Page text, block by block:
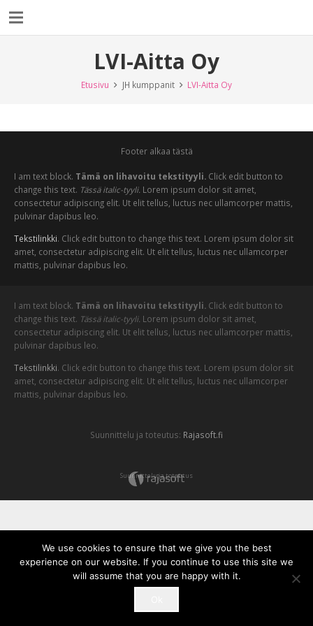
LVI-Aitta Oy
Etusivu JH kumppanit LVI-Aitta Oy
Footer alkaa tästä
I am text block. Tämä on lihavoitu tekstityyli.Click edit button to
change this text. Tässä italic-tyyli. Lorem ipsum dolor sit amet,
consectetur adipiscing elit. Ut elit tellus, luctus nec ullamcorper mattis,
pulvinar dapibus leo.
Tekstilinkki. Click edit button to change this text. Lorem ipsum dolor sit
amet, consectetur adipiscing elit. Ut elit tellus, luctus nec ullamcorper
mattis, pulvinar dapibus leo.
I am text block. Tämä on lihavoitu tekstityyli. Click edit button to
change this text. Tässä italic-tyyli. Lorem ipsum dolor sit amet,
consectetur adipiscing elit. Ut elit tellus, luctus nec ullamcorper mattis,
pulvinar dapibus leo.
Tekstilinkki. Click edit button to change this text. Lorem ipsum dolor sit
amet, consectetur adipiscing elit. Ut elit tellus, luctus nec ullamcorper
mattis, pulvinar dapibus leo.
Suunnittelu ja toteutus: Rajasoft.fi
Suunnittelu ja toteutus
We use cookies to ensure that we give you the best
experience on our website. If you continue to use this site we
will assume that you are happy with it.